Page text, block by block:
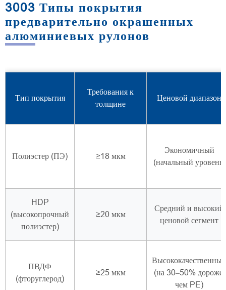
3003 Типы покрытия
предварительно окрашенных
алюминиевых рулонов
Тип покрытия
Требования к
толщине
Ценовой диапазон
Полиэстер (ПЭ) ≥18 мкм
Экономичный
(начальный уровень)
HDP
(высокопрочный
полиэстер)
≥20 мкм
Средний и высокий
ценовой сегмент
ПВДФ
(фторуглерод)
≥25 мкм
Высококачественный
(на 30–50% дороже,
чем PE)